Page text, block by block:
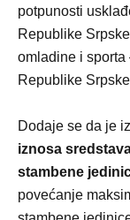
potpunosti
Republike
omladine i
Republike
Dodaje se da je
iznosa
stambene
povećanje